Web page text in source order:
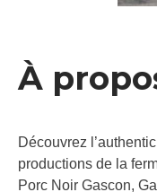
À
Découvrez
productions de la
Porc Noir Gascon,